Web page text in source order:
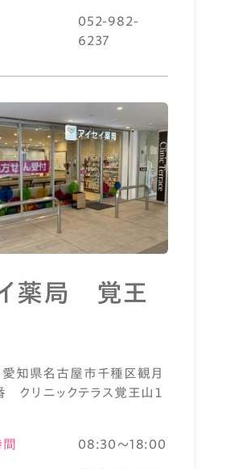
052-982-
6237
薬局 覚王
知県名古屋市千種区観月
クリニックテラス覚王山１
08:30～18:00